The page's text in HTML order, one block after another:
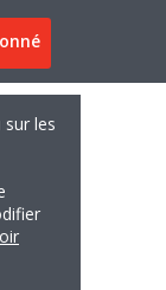
les